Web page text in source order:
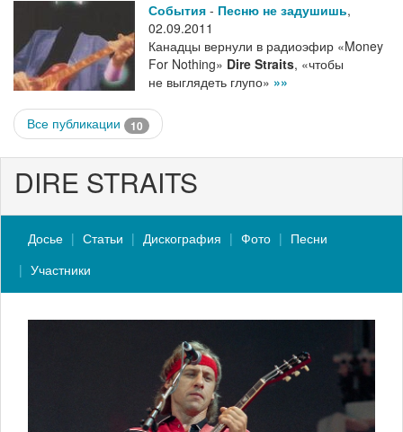
События - Песню не задушишь,
02.09.2011
Канадцы вернули в радиоэфир «Money
For Nothing» Dire Straits, «чтобы
не выглядеть глупо» »»
Все публикации 10
DIRE STRAITS
Досье Статьи Дискография Фото
Песни
Участники